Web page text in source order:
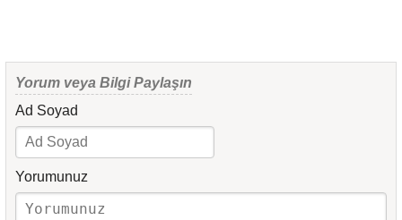
Yorum veya Bilgi Paylaşın
Ad Soyad
Yorumunuz